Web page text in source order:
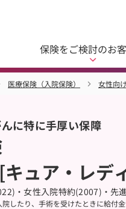
保険をご検討のお
医療保険（入院保険） 女性向
に特に手厚い保障
ュア・レデ
・女性入院特約(2007)・先
したり、手術を受けたときに給付